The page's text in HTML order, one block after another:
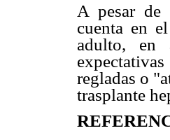
A pesar de
cuenta en
adulto, en
regladas o
trasplante